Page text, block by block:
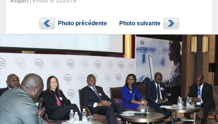
Photo précédente Photo suivante